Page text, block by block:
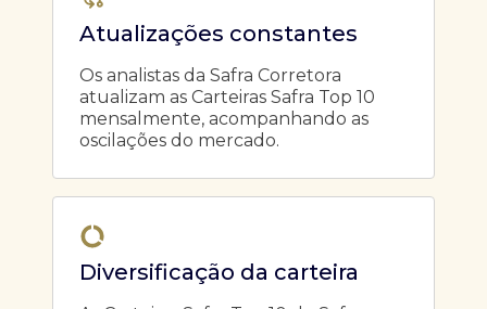
Atualizações constantes
Os analistas da Safra Corretora
atualizam as Carteiras Safra Top 10
mensalmente, acompanhando as
oscilações do mercado.
Diversificação da carteira